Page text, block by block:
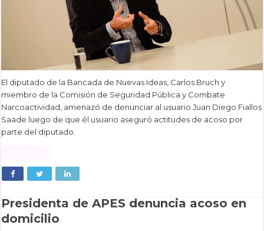
El diputado de la Bancada de Nuevas Ideas, Carlos Bruch y
miembro de la Comisión de Seguridad Pública y Combate
Narcoactividad, amenazó de denunciar al usuario Juan Diego Fiallos
Saade luego de que él usuario aseguró actitudes de acoso por
parte del diputado.
Presidenta de APES denuncia acoso en
domicilio